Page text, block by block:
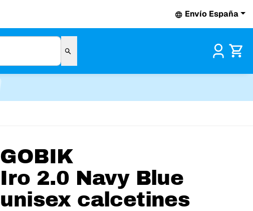
Envío España
GOBIK
Iro 2.0 Navy Blue
unisex calcetines